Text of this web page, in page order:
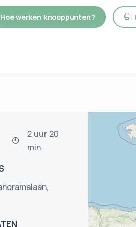
Hoe werken knooppunten?
2 uur 20
min